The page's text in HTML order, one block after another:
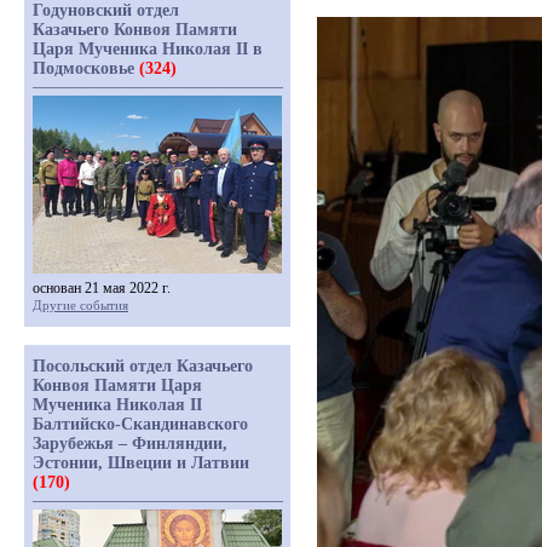
Годуновский отдел
Казачьего Конвоя Памяти
Царя Мученика Николая II в
Подмосковье (324)
основан 21 мая 2022 г.
Другие события
Посольский отдел Казачьего
Конвоя Памяти Царя
Мученика Николая II
Балтийско-Скандинавского
Зарубежья – Финляндии,
Эстонии, Швеции и Латвии
(170)